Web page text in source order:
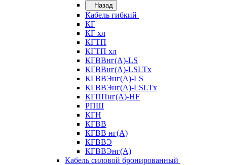
Назад
Кабель гибкий
КГ
КГ хл
КГТП
КГТП хл
КГВВнг(А)-LS
КГВВнг(А)-LSLTx
КГВВЭнг(А)-LS
КГВВЭнг(А)-LSLTx
КГППнг(А)-HF
РПШ
КГН
КГВВ
КГВВ нг(А)
КГВВЭ
КГВВЭнг(А)
Кабель силовой бронированный